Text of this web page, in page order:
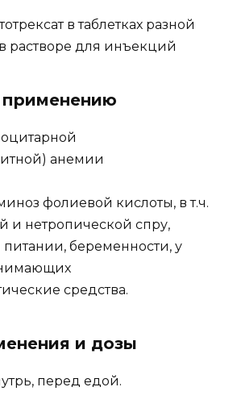
в таблетках разной
растворе для инъекций
применению
анемии
фолиевой кислоты, в т.ч.
и нетропической спру,
беременности, у
средства.
и дозы
перед едой.